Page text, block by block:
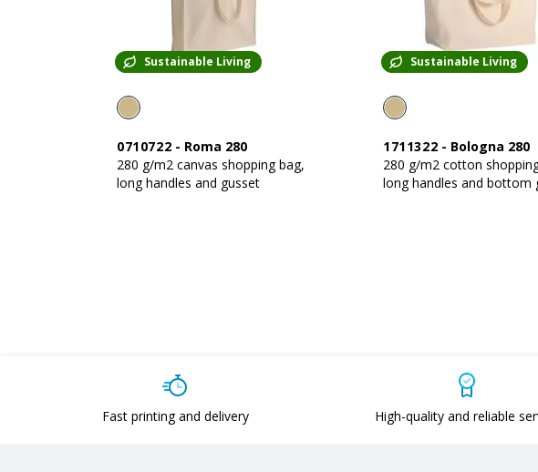
Sustainable Living
0710722 - Roma 280
280 g/m2 canvas shopping bag,
long handles and gusset
Sustainable Living
1711322 - Bologna 280
280 g/m2 cotton
long handles and bottom
Fast printing and delivery High-quality and reliable